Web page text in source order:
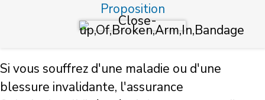
Proposition
Si vous souffrez d'une maladie ou d'une
blessure invalidante, l'assurance